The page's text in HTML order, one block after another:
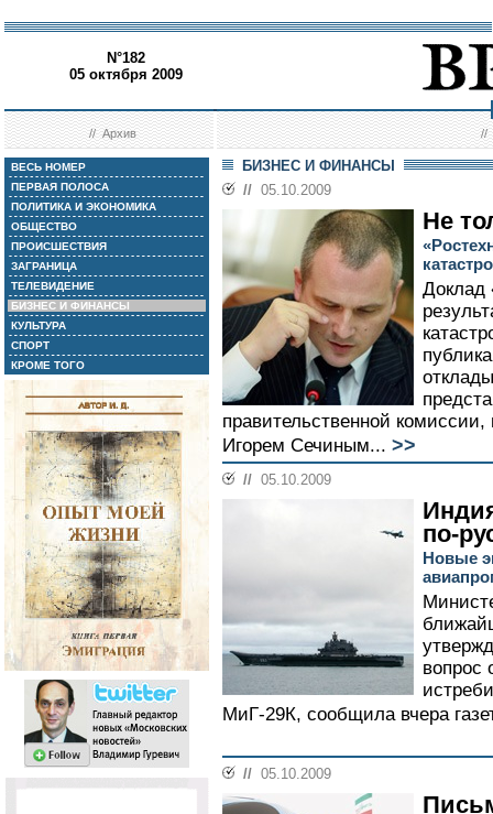
N°182
05 октября 2009
//Архив //
ВЕСЬ НОМЕР
ПЕРВАЯ ПОЛОСА
ПОЛИТИКА И ЭКОНОМИКА
ОБЩЕСТВО
ПРОИСШЕСТВИЯ
ЗАГРАНИЦА
ТЕЛЕВИДЕНИЕ
БИЗНЕС И ФИНАНСЫ
КУЛЬТУРА
СПОРТ
КРОМЕ ТОГО
БИЗНЕС И ФИНАНСЫ
// 05.10.2009
Не
Доклад
правительственной
Игорем Сечиным... >>
// 05.10.2009
по-
Новые
вопрос
МиГ-29К, сообщила вчера
// 05.10.2009